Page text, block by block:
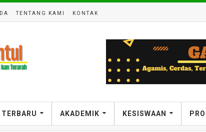
TENTANG KAMI KONTAK
TERBARU AKADEMIK KESISWAAN